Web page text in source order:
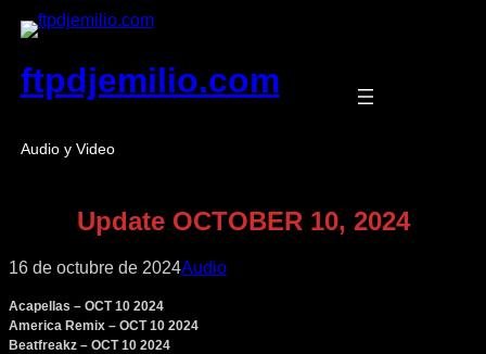
Saltar
al
ftpdjemilio.com
Audio y Video
Update OCTOBER 10, 2024
16 de octubre de 2024Audio
Acapellas – OCT 10 2024
America Remix – OCT 10 2024
Beatfreakz – OCT 10 2024